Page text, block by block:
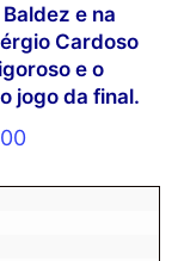
e na
Cardoso
e o
jogo da final.